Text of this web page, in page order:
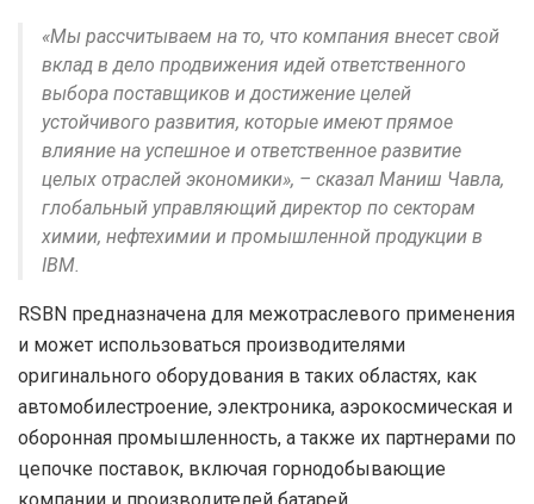
«Мы рассчитываем на то, что компания внесет свой
вклад в дело продвижения идей ответственного
выбора поставщиков и достижение целей
устойчивого развития, которые имеют прямое
влияние на успешное и ответственное развитие
целых отраслей экономики», – сказал Маниш Чавла,
глобальный управляющий директор по секторам
химии, нефтехимии и промышленной продукции в
IBM.
RSBN предназначена для межотраслевого применения
и может использоваться производителями
оригинального оборудования в таких областях, как
автомобилестроение, электроника, аэрокосмическая и
оборонная промышленность, а также их партнерами по
цепочке поставок, включая горнодобывающие
компании и производителей батарей.